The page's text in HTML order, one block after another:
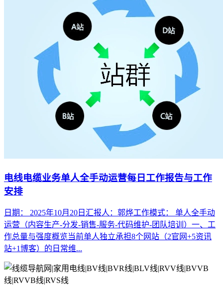
电线电缆业务单人全手动运营每日工作报告与工作
安排
日期： 2025年10月20日汇报人：郭烨工作模式： 单人全手动
运营（内容生产-分发-销售-服务-代码维护-团队培训）一、工
作总量与强度概览当前单人独立承担8个网站（2官网+5资讯
站+1博客）的日常维...